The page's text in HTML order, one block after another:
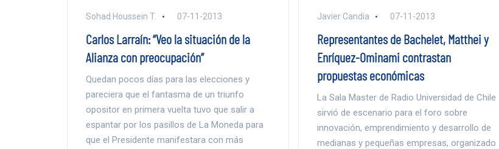
Sohad Houssein T. 07-11-2013
Carlos Larraín: “Veo la situación de la
Alianza con preocupación”
Quedan pocos días para las elecciones y
pareciera que el fantasma de un triunfo
opositor en primera vuelta tuvo que salir a
espantar por los pasillos de La Moneda para
que el Presidente manifestara con más
Javier Candia 07-11-2013
Representantes de Bachelet, Matthei y
Enríquez-Ominami contrastan
propuestas económicas
La Sala Master de Radio Universidad de Chile
sirvió de escenario para el foro sobre
innovación, emprendimiento y desarrollo de
medianas y pequeñas empresas, organizado